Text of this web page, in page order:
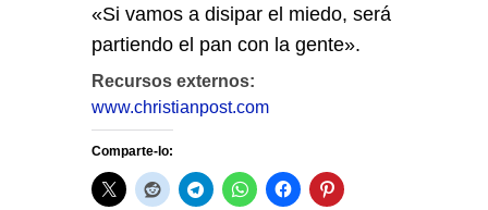
«Si vamos a disipar el miedo, será
partiendo el pan con la gente».
Recursos externos:
www.christianpost.com
Comparte-lo: